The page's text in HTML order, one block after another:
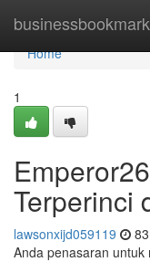
businessbookmark
Home
Home
1
Terperinci
lawsonxijd059119
Anda penasaran